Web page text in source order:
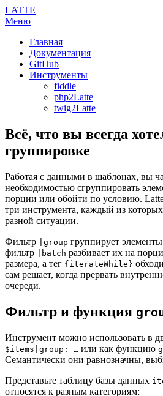
LATTE
Меню
Главная
Документация
GitHub
Инструменты
fiddle
php2Latte
twig2Latte
Всё, что вы всегда
группировке
Работая с данными в шаблонах, вы
необходимостью сгруппировать
порции или обойти по условию. Latte
три инструмента, каждый из
разной ситуации.
Фильтр
|group группирует
фильтр
|batch разбивает их на
размера, а тег {iterateWhile}
сам решает, когда прервать
очереди.
Фильтр и функция
Инструмент можно использовать в
$items|group: … или как функцию
Семантически они равнозначны,
Представьте таблицу базы данных
относятся к разным категориям: